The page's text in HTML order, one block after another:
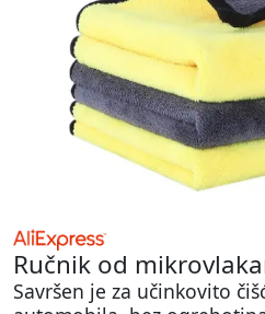
Ručnik od
Savršen je za učinkovito